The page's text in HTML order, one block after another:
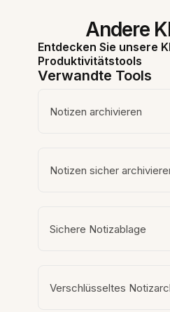
Andere
Entdecken Sie unsere
Produktivitätstools
Verwandte Tools
Notizen archivieren
Notizen sicher
Sichere Notizablage
Verschlüsseltes